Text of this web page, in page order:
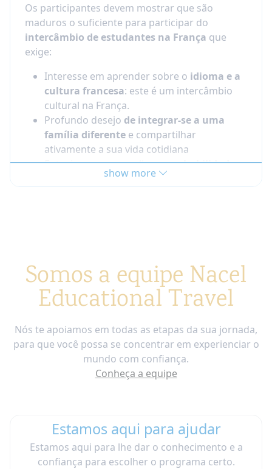
Os participantes devem mostrar que são
maduros o suficiente para participar do
intercâmbio de estudantes na França que
exige:
Interesse em aprender sobre o idioma e a
cultura francesa: este é um intercâmbio
cultural na França.
Profundo desejo de integrar-se a uma
família diferente e compartilhar
ativamente a sua vida cotidiana
Entusiasmo para melhoraras habilidades
de comunicação em francês
aconselhamos que considere uma
escola
internacional francesa na área de Paris
: Notre-
Dame International High School. Informe-se
show more
Somos a equipe Nacel
Educational Travel
Nós te apoiamos em todas as etapas da sua jornada,
para que você possa se concentrar em experienciar o
mundo com confiança.
Conheça a equipe
Estamos aqui para ajudar
Estamos aqui para lhe dar o conhecimento e a
confiança para escolher o programa certo.